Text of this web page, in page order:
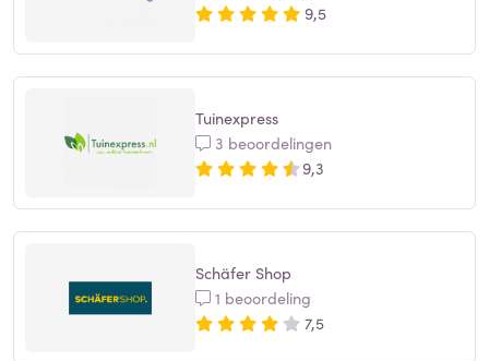
9,5
Tuinexpress
3 beoordelingen
9,3
Schäfer Shop
1 beoordeling
7,5